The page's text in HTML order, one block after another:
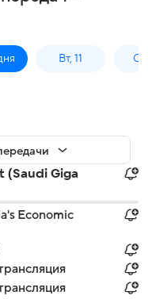
Вт, 11
(Saudi Giga
Economic